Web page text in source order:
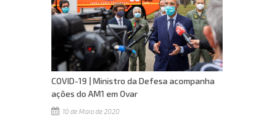
COVID-19 | Ministro da Defesa acompanha
ações do AM1 em Ovar
10 de Maio de 2020